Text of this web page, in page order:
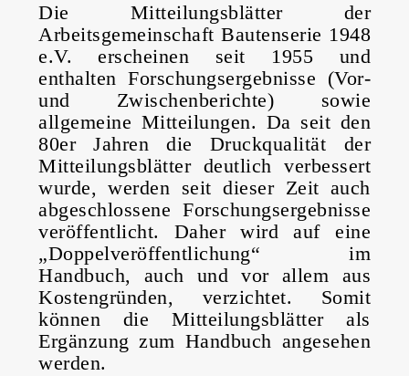
Die Mitteilungsblätter der
Arbeitsgemeinschaft Bautenserie 1948
e.V. erscheinen seit 1955 und
enthalten Forschungsergebnisse (Vor-
und Zwischenberichte) sowie
allgemeine Mitteilungen. Da seit den
80er Jahren die Druckqualität der
Mitteilungsblätter deutlich verbessert
wurde, werden seit dieser Zeit auch
abgeschlossene Forschungsergebnisse
veröffentlicht. Daher wird auf eine
„Doppelveröffentlichung“ im
Handbuch, auch und vor allem aus
Kostengründen, verzichtet. Somit
können die Mitteilungsblätter als
Ergänzung zum Handbuch angesehen
werden.